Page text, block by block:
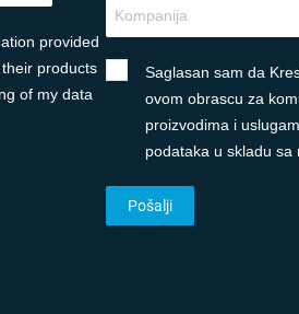
provided
products
of my data
Saglasan sam da
ovom obrascu za
proizvodima i
podataka u skladu sa